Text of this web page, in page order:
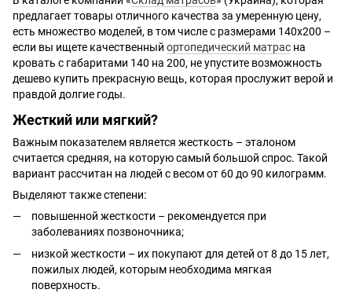
предлагает товары отличного качества за умеренную цену,
есть множество моделей, в том числе с размерами 140x200 –
если вы ищете качественный ортопедический матрас на
кровать с габаритами 140 на 200, не упустите возможность
дешево купить прекрасную вещь, которая прослужит верой и
правдой долгие годы.
Жесткий или мягкий?
Важным показателем является жесткость – эталоном
считается средняя, на которую самый большой спрос. Такой
вариант рассчитан на людей с весом от 60 до 90 килограмм.
Выделяют также степени:
повышенной жесткости – рекомендуется при
заболеваниях позвоночника;
низкой жесткости – их покупают для детей от 8 до 15 лет,
пожилых людей, которым необходима мягкая
поверхность.